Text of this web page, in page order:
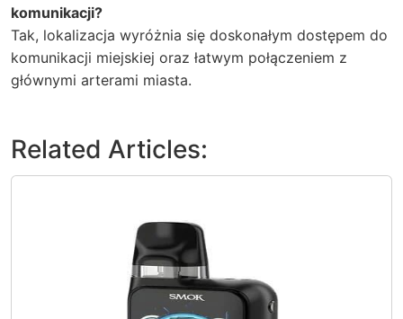
komunikacji?
Tak, lokalizacja wyróżnia się doskonałym dostępem do
komunikacji miejskiej oraz łatwym połączeniem z
głównymi arterami miasta.
Related Articles: